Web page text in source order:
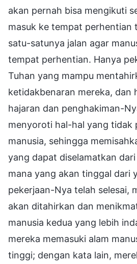
akan pernah bisa mengikuti
masuk ke tempat perhentian
satu-satunya jalan agar
tempat perhentian. Hanya
Tuhan yang mampu
ketidakbenaran mereka, dan
hajaran dan penghakiman-
menyoroti hal-hal yang tidak
manusia, sehingga
yang dapat diselamatkan
mana yang akan tinggal dari
pekerjaan-Nya telah selesai,
akan ditahirkan dan
manusia kedua yang lebih
mereka memasuki alam
tinggi; dengan kata lain,